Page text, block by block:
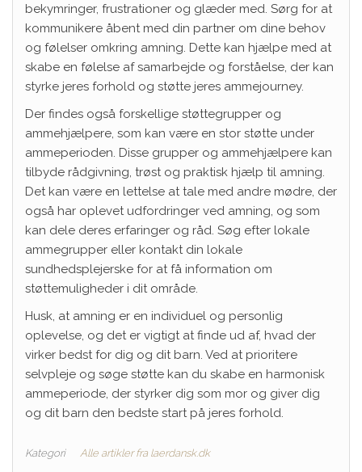
bekymringer, frustrationer og glæder med. Sørg for at
kommunikere åbent med din partner om dine behov
og følelser omkring amning. Dette kan hjælpe med at
skabe en følelse af samarbejde og forståelse, der kan
styrke jeres forhold og støtte jeres ammejourney.
Der findes også forskellige støttegrupper og
ammehjælpere, som kan være en stor støtte under
ammeperioden. Disse grupper og ammehjælpere kan
tilbyde rådgivning, trøst og praktisk hjælp til amning.
Det kan være en lettelse at tale med andre mødre, der
også har oplevet udfordringer ved amning, og som
kan dele deres erfaringer og råd. Søg efter lokale
ammegrupper eller kontakt din lokale
sundhedsplejerske for at få information om
støttemuligheder i dit område.
Husk, at amning er en individuel og personlig
oplevelse, og det er vigtigt at finde ud af, hvad der
virker bedst for dig og dit barn. Ved at prioritere
selvpleje og søge støtte kan du skabe en harmonisk
ammeperiode, der styrker dig som mor og giver dig
og dit barn den bedste start på jeres forhold.
Kategori Alle artikler fra laerdansk.dk